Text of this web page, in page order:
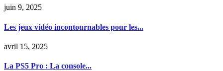
juin 9, 2025
Les jeux vidéo incontournables pour les...
avril 15, 2025
La PS5 Pro : La console...